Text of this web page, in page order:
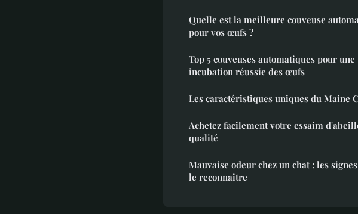
Quelle est la meilleure couveuse
pour vos œufs ?
Top 5 couveuses automatiques pour une
incubation réussie des œufs
Les caractéristiques uniques du Maine
Achetez facilement votre essaim
qualité
Mauvaise odeur chez un chat : les
le reconnaitre